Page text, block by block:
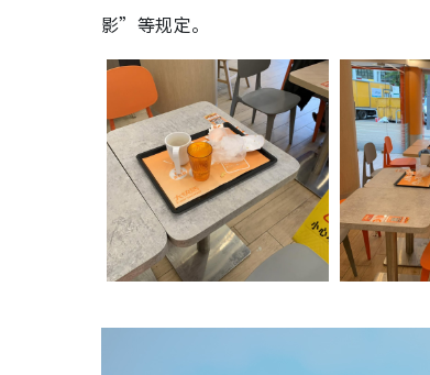
影”等规定。